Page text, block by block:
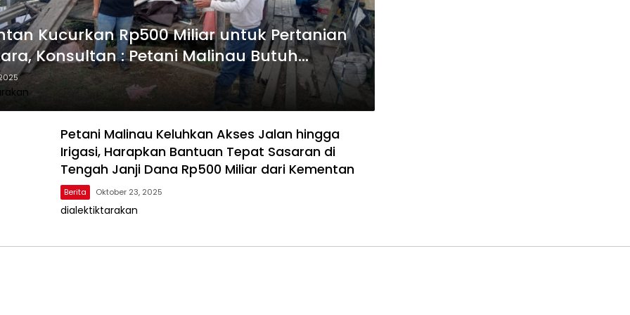
Kucurkan Rp500 Miliar untuk Pertanian
Konsultan : Petani Malinau Butuh
Penunjang
Petani Malinau Keluhkan Akses Jalan hingga
Irigasi, Harapkan Bantuan Tepat Sasaran di
Tengah Janji Dana Rp500 Miliar dari Kementan
Berita Oktober 23, 2025
dialektiktarakan